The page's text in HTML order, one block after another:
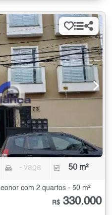
- vaga 50 m²
com 2 quartos - 50 m²
R$ 330.000